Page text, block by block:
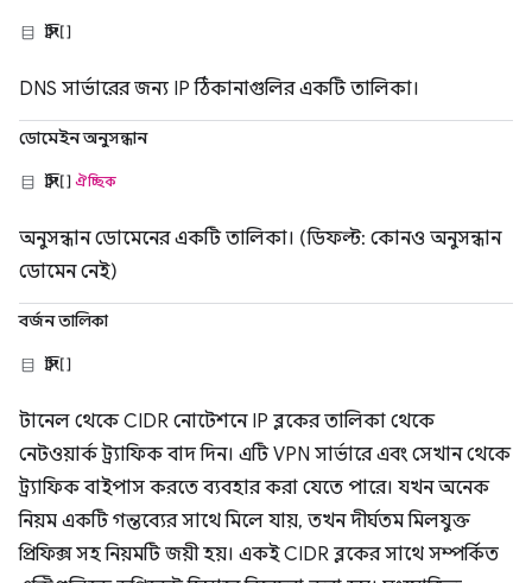
স্ট্রিং[]
DNS সার্ভারের জন্য IP ঠিকানাগুলির একটি তালিকা।
ডোমেইন অনুসন্ধান
স্ট্রিং[] ঐচ্ছিক
অনুসন্ধান ডোমেনের একটি তালিকা। (ডিফল্ট: কোনও অনুসন্ধান
ডোমেন নেই)
বর্জন তালিকা
স্ট্রিং[]
টানেল থেকে CIDR নোটেশনে IP ব্লকের তালিকা থেকে
নেটওয়ার্ক ট্র্যাফিক বাদ দিন। এটি VPN সার্ভারে এবং সেখান থেকে
ট্র্যাফিক বাইপাস করতে ব্যবহার করা যেতে পারে। যখন অনেক
নিয়ম একটি গন্তব্যের সাথে মিলে যায়, তখন দীর্ঘতম মিলযুক্ত
প্রিফিক্স সহ নিয়মটি জয়ী হয়। একই CIDR ব্লকের সাথে সম্পর্কিত